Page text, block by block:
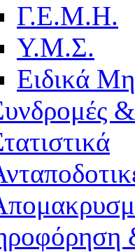
Γ.Ε.Μ.Η.
Υ.Μ.Σ.
Ειδικά